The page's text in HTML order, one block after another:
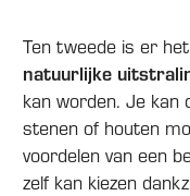
Ten tweede is er
natuurlijke
kan worden. Je kan
stenen of houten
voordelen van een
zelf kan kiezen